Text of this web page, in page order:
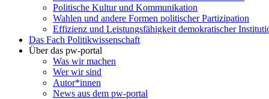
Politische Kultur und Kommunikation
Wahlen und andere Formen politischer Partizipation
Effizienz und Leistungsfähigkeit demokratischer
Das Fach Politikwissenschaft
Über das pw-portal
Was wir machen
Wer wir sind
Autor*innen
News aus dem pw-portal